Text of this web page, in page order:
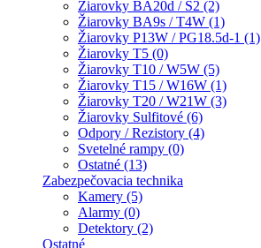
Žiarovky BA20d / S2 (2)
Žiarovky BA9s / T4W (1)
Žiarovky P13W / PG18.5d-1 (1)
Žiarovky T5 (0)
Žiarovky T10 / W5W (5)
Žiarovky T15 / W16W (1)
Žiarovky T20 / W21W (3)
Žiarovky Sulfitové (6)
Odpory / Rezistory (4)
Svetelné rampy (0)
Ostatné (13)
Zabezpečovacia technika
Kamery (5)
Alarmy (0)
Detektory (2)
Ostatné